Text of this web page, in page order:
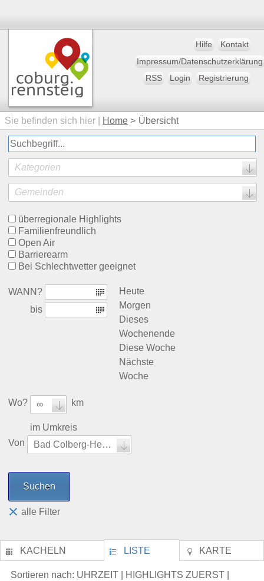
Hilfe
Kontakt
Impressum/Datenschutzerklärung
RSS
Login Registrierung
Sie befinden sich hier | Home > Übersicht
Kategorien
Gemeinden
überregionale Highlights
Familienfreundlich
Open Air
Barrierearm
Bei Schlechtwetter geeignet
WANN?
bis
Heute
Morgen
Dieses
Wochenende
Diese Woche
Nächste
Woche
Wo? ∞ km
im Umkreis
Von
Bad Colberg-Heldburg
alle Filter
KACHELN LISTE KARTE
Sortieren nach: UHRZEIT HIGHLIGHTS ZUERST